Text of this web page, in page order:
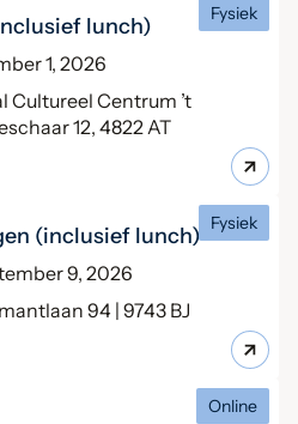
lunch)
1, 2026
Cultureel Centrum ’t
12, 4822 AT
Fysiek
(inclusief lunch)
9, 2026
94 | 9743 BJ
Fysiek
Online